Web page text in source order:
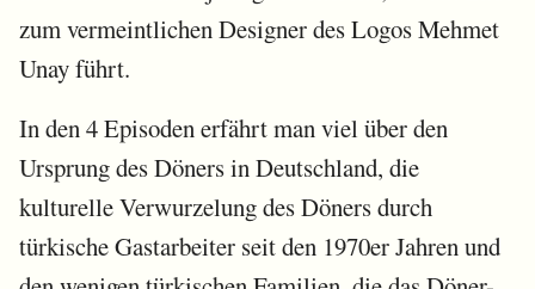
zum vermeintlichen Designer des Logos Mehmet
Unay führt.
In den 4 Episoden erfährt man viel über den
Ursprung des Döners in Deutschland, die
kulturelle Verwurzelung des Döners durch
türkische Gastarbeiter seit den 1970er Jahren und